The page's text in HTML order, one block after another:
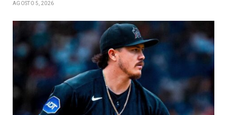
AGOSTO 5, 2026